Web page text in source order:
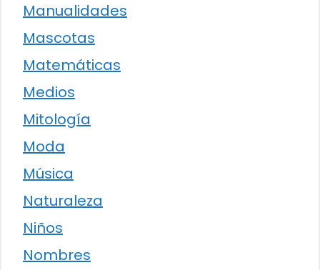
Manualidades
Mascotas
Matemáticas
Medios
Mitología
Moda
Música
Naturaleza
Niños
Nombres